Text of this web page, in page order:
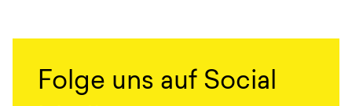
Folge uns auf Social